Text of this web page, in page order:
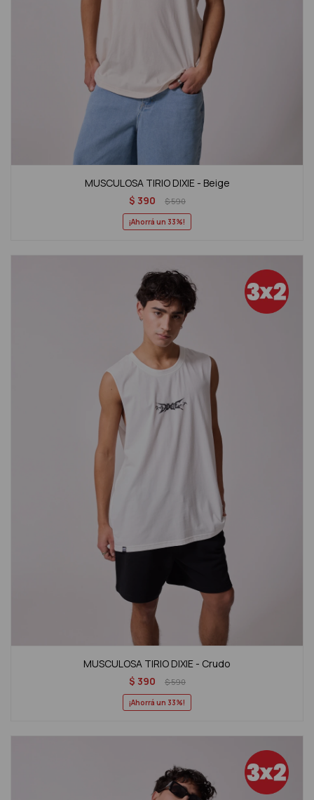
MUSCULOSA TIRIO DIXIE - Beige
$ 390 $590
33
MUSCULOSA TIRIO DIXIE - Crudo
$ 390 $590
33